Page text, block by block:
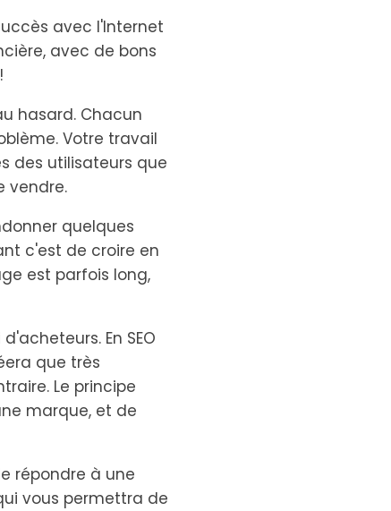
avec l'Internet
avec de bons
hasard. Chacun
Votre travail
des utilisateurs que
vendre.
quelques
c'est de croire en
est parfois long,
En SEO
que très
Le principe
marque, et de
répondre à une
vous permettra de